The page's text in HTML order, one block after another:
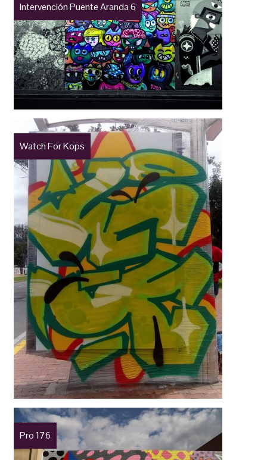
Intervención Puente Aranda 6
Watch For Kops
Pro 176